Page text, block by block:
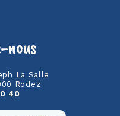
nous
La Salle
Rodez
40